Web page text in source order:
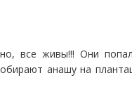
все живы!!! Они
анашу на